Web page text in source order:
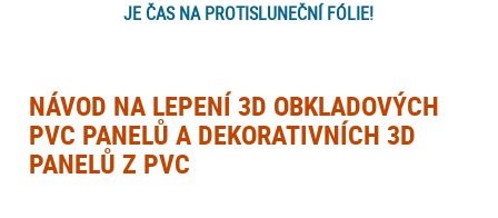
JE ČAS NA PROTISLUNEČNÍ FÓLIE!
NÁVOD NA LEPENÍ 3D OBKLADOVÝCH
PVC PANELŮ A DEKORATIVNÍCH 3D
PANELŮ Z PVC